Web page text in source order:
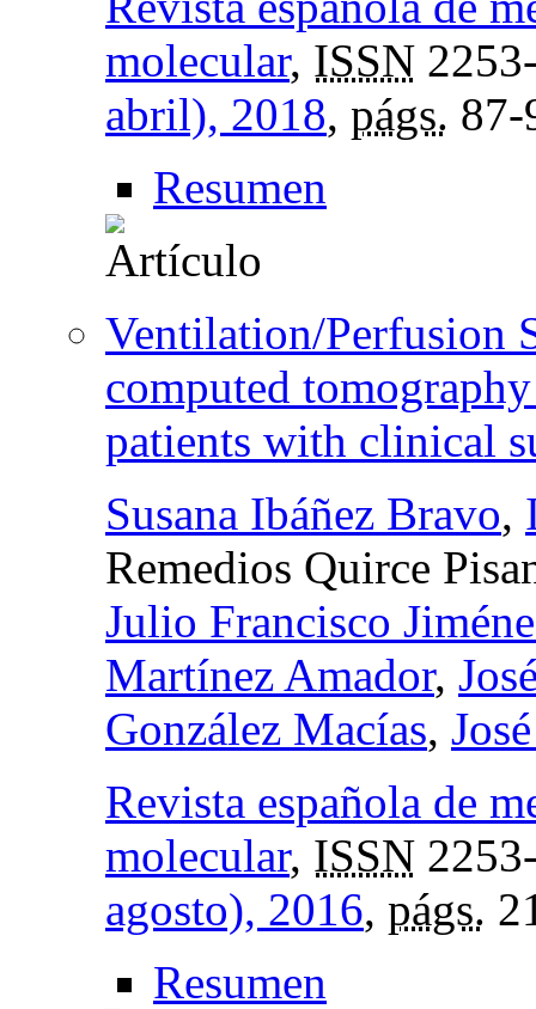
molecular, ISSN
abril), 2018, págs. 87-
Resumen
Ventilation/Perfusion
computed
patients with clinical
Susana Ibáñez Bravo,
Remedios Quirce
Julio Francisco
Martínez Amador,
González Macías,
Revista española de
molecular, ISSN
agosto), 2016, págs.
Resumen